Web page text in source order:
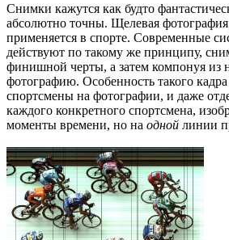
Снимки кажутся как будто
абсолютно точны. Щелевая
применяется в спорте. Современные
действуют по такому же принципу,
финишной черты, а затем компонуя из
фотографию. Особенность такого
спортсмены на фотографии, и даже
каждого конкретного спортсмена,
моменты времени, но на одной линии